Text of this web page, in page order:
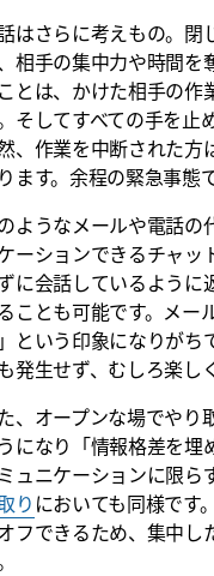
はさらに考えもの。閉
相手の集中力や時間を
とは、かけた相手の作
そしてすべての手を止
、作業を中断された方
ます。余程の緊急事態
ようなメールや電話の
ーションできるチャッ
に会話しているように
ことも可能です。メー
という印象になりがち
発生せず、むしろ楽し
、オープンな場でやり
になり「情報格差を埋
ュニケーションに限ら
り においても同様です
フできるため、集中し